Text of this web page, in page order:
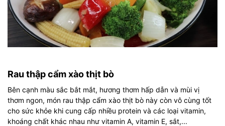
Rau thập cẩm xào thịt bò
Bên cạnh màu sắc bắt mắt, hương thơm hấp dẫn và mùi vị
thơm ngon, món rau thập cẩm xào thịt bò này còn vô cùng tốt
cho sức khỏe khi cung cấp nhiều protein và các loại vitamin,
khoáng chất khác nhau như vitamin A, vitamin E, sắt,...